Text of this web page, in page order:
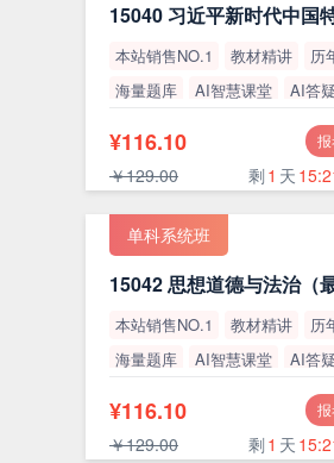
本站销售NO.1 教材精讲
历
海量题库
AI智慧课堂
AI答疑
¥116.10
￥129.00 剩1 天
单科系统班
15042 思想道德与法治（
本站销售NO.1 教材精讲
历
海量题库
AI智慧课堂
AI答疑
¥116.10
￥129.00 剩1 天